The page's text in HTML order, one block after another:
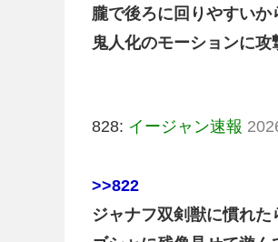
朧で後ろに回りやすい
鬼人化のモーションに
828: イージャン速報
>>822
ジャナフ双剣獣に慣れ